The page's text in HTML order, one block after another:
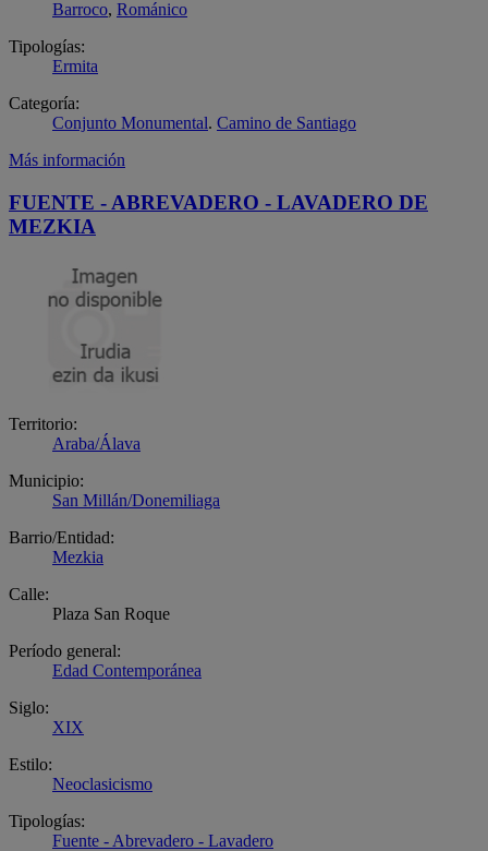
Barroco, Románico
Tipologías:
Ermita
Categoría:
Conjunto Monumental. Camino de Santiago
Más información
FUENTE - ABREVADERO - LAVADERO DE
MEZKIA
Territorio:
Araba/Álava
Municipio:
San Millán/Donemiliaga
Barrio/Entidad:
Mezkia
Calle:
Plaza San Roque
Período general:
Edad Contemporánea
Siglo:
XIX
Estilo:
Neoclasicismo
Tipologías:
Fuente - Abrevadero - Lavadero